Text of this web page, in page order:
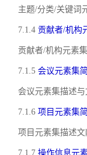
主题/分类/关键词
7.1.4 贡献者/机构
贡献者/机构元素
7.1.5 会议元素集
会议元素集描述
7.1.6 项目元素集
项目元素集描述
7.1.7 操作信息元